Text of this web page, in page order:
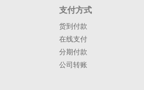
支付方式
货到付款
在线支付
分期付款
公司转账